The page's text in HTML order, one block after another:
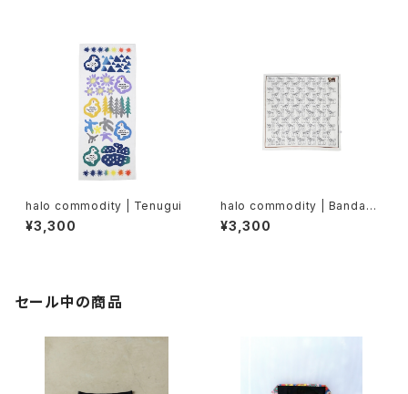
halo commodity | Tenugui
¥3,300
halo commodity | Bandann
a
¥3,300
セール中の商品